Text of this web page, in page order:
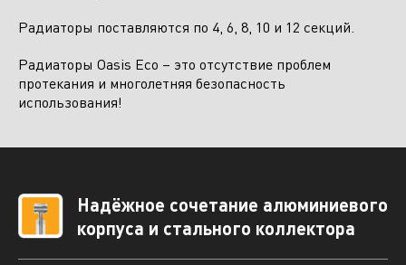
Отправить заявку
Радиаторы поставляются по 4, 6, 8, 10 и 12 секций.
Радиаторы Oasis Eco – это отсутствие проблем
протекания и многолетняя безопасность
использования!
Надёжное сочетание алюминиевого
корпуса и стального коллектора